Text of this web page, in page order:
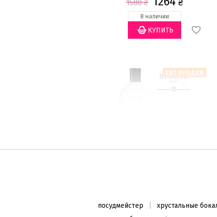
1580₴ ₴
В наличии
ХИТ ПРОДАЖ
В наличии
посудмейстер хрустальные